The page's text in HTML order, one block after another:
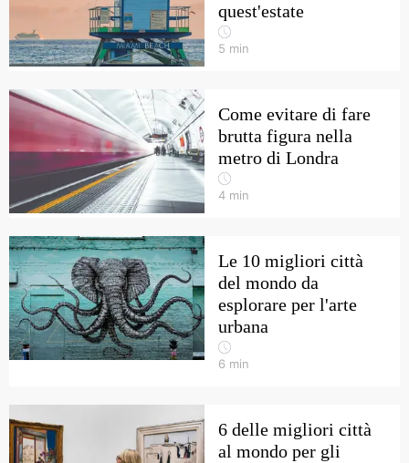
quest'estate
5 min
Come evitare di fare
brutta figura nella
metro di Londra
4 min
Le 10 migliori città
del mondo da
esplorare per l'arte
urbana
6 min
6 delle migliori città
al mondo per gli